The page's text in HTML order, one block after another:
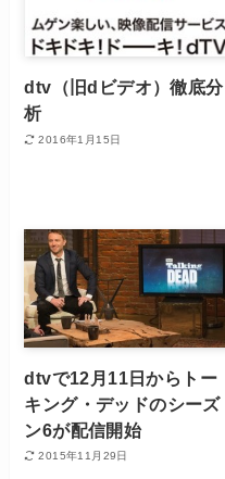
dtv（旧dビデオ）徹底分
析
2016年1月15日
dtvで12月11日からトー
キング・デッドのシーズ
ン6が配信開始
2015年11月29日